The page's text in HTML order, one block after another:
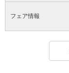
フェア情報